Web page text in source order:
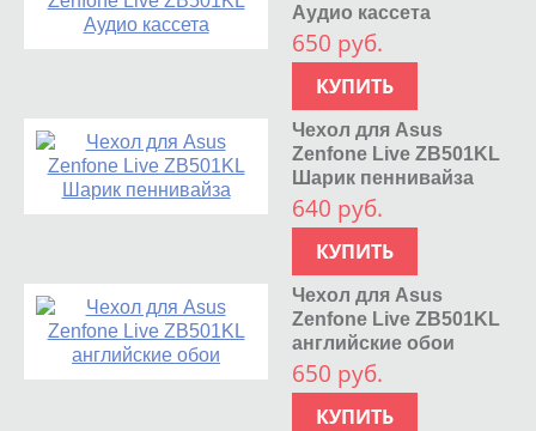
Аудио кассета
650 руб.
КУПИТЬ
Чехол для Asus
Zenfone Live ZB501KL
Шарик пеннивайза
640 руб.
КУПИТЬ
Чехол для Asus
Zenfone Live ZB501KL
английские обои
650 руб.
КУПИТЬ